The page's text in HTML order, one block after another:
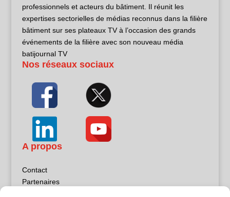
professionnels et acteurs du bâtiment. Il réunit les
expertises sectorielles de médias reconnus dans la filière
bâtiment sur ses plateaux TV à l’occasion des grands
événements de la filière avec son nouveau média
batijournal TV
Nos réseaux sociaux
A propos
Contact
Partenaires